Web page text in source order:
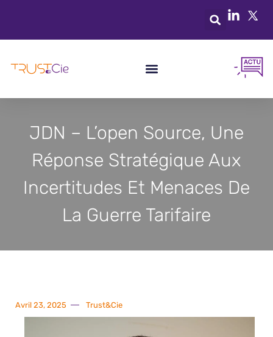
JDN – L’open Source, Une
Réponse Stratégique Aux
Incertitudes Et Menaces De
La Guerre Tarifaire
Avril 23, 2025 Trust&Cie